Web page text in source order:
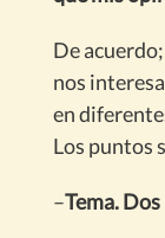
De
nos
en
Los puntos
–Tema. Dos